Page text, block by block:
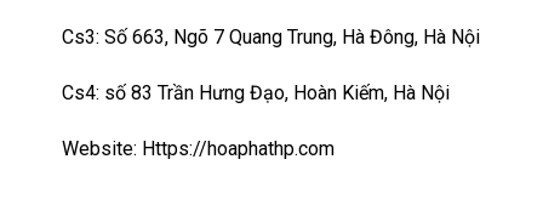
Cs3: Số 663, Ngõ 7 Quang Trung, Hà Đông, Hà Nội
Cs4: số 83 Trần Hưng Đạo, Hoàn Kiếm, Hà Nội
Website: Https://hoaphathp.com